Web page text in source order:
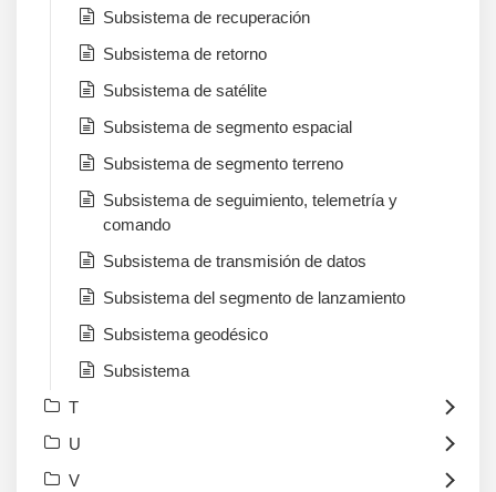
Subsistema de recuperación
Subsistema de retorno
Subsistema de satélite
Subsistema de segmento espacial
Subsistema de segmento terreno
Subsistema de seguimiento, telemetría y
comando
Subsistema de transmisión de datos
Subsistema del segmento de lanzamiento
Subsistema geodésico
Subsistema
T
U
V